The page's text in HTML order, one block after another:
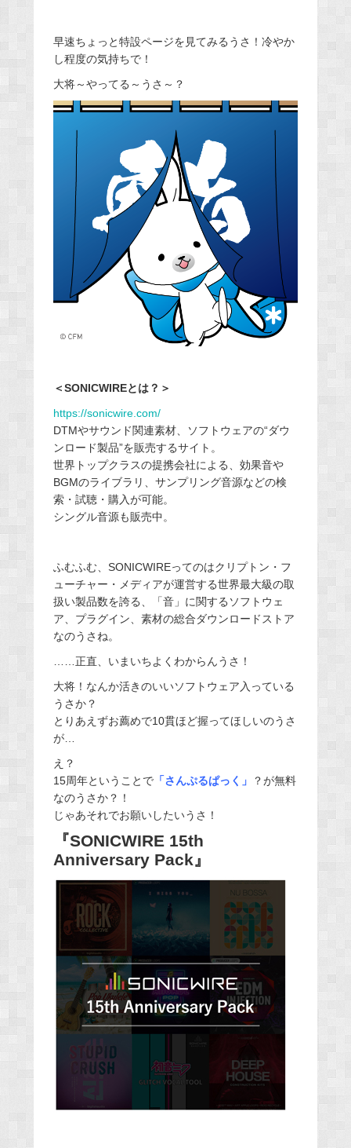
早速ちょっと特設ページを見てみるうさ！冷やか
し程度の気持ちで！
大将～やってる～うさ～？
＜SONICWIREとは？＞
https://sonicwire.com/
DTMやサウンド関連素材、ソフトウェアの“ダウ
ンロード製品”を販売するサイト。
世界トップクラスの提携会社による、効果音や
BGMのライブラリ、サンプリング音源などの検
索・試聴・購入が可能。
シングル音源も販売中。
ふむふむ、SONICWIREってのはクリプトン・フ
ューチャー・メディアが運営する世界最大級の取
扱い製品数を誇る、「音」に関するソフトウェ
ア、プラグイン、素材の総合ダウンロードストア
なのうさね。
……正直、いまいちよくわからんうさ！
大将！なんか活きのいいソフトウェア入っている
うさか？
とりあえずお薦めで10貫ほど握ってほしいのうさ
が…
え？
15周年ということで「さんぷるぱっく」
？が無料
なのうさか？！
じゃあそれでお願いしたいうさ！
『SONICWIRE 15th
Anniversary Pack』